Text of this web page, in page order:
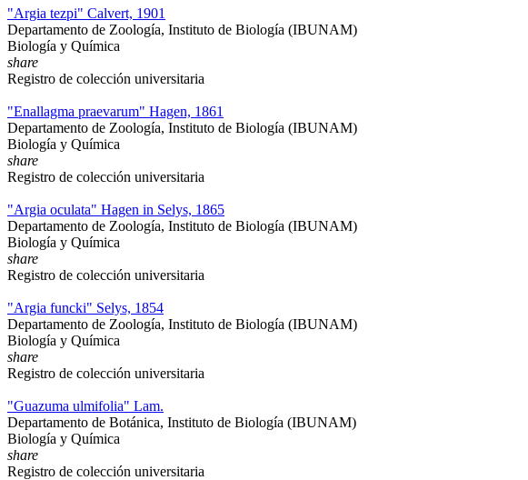
"Argia tezpi" Calvert, 1901
Departamento de Zoología, Instituto de Biología (IBUNAM)
Biología y Química
share
Registro de colección universitaria
"Enallagma praevarum" Hagen, 1861
Departamento de Zoología, Instituto de Biología (IBUNAM)
Biología y Química
share
Registro de colección universitaria
"Argia oculata" Hagen in Selys, 1865
Departamento de Zoología, Instituto de Biología (IBUNAM)
Biología y Química
share
Registro de colección universitaria
"Argia funcki" Selys, 1854
Departamento de Zoología, Instituto de Biología (IBUNAM)
Biología y Química
share
Registro de colección universitaria
"Guazuma ulmifolia" Lam.
Departamento de Botánica, Instituto de Biología (IBUNAM)
Biología y Química
share
Registro de colección universitaria